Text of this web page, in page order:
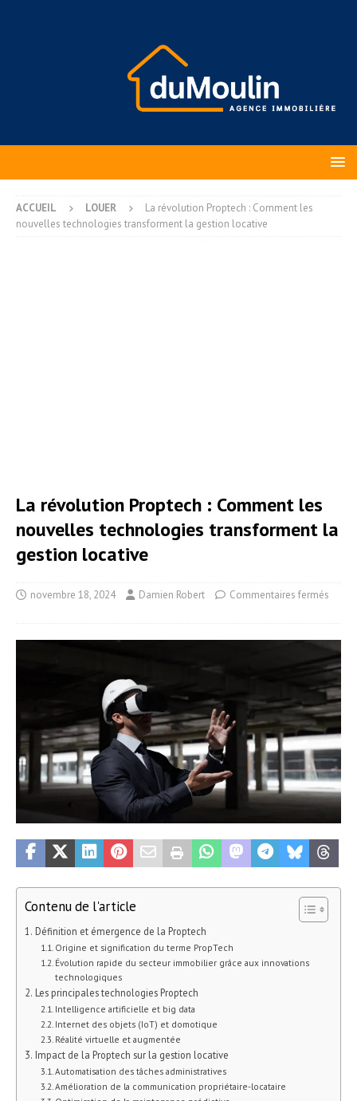
ACCUEIL LOUER
La révolution Proptech : Comment les
nouvelles technologies transforment la gestion locative
La révolution Proptech : Comment les
nouvelles technologies transforment la
gestion locative
novembre 18, 2024 Damien Robert Commentaires fermés
Contenu de l'article
Définition et émergence de la Proptech
Origine et signification du terme PropTech
Évolution rapide du secteur immobilier grâce aux innovations
technologiques
Les principales technologies Proptech
Intelligence artificielle et big data
Internet des objets (IoT) et domotique
Réalité virtuelle et augmentée
Impact de la Proptech sur la gestion locative
Automatisation des tâches administratives
Amélioration de la communication propriétaire-locataire